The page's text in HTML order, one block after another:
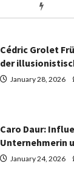
Cédric Grolet
der
January 28, 2026
Caro Daur:
Unternehmerin
January 24, 2026